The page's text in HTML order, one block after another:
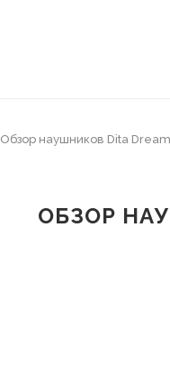
Обзор наушников Dita
ОБЗОР